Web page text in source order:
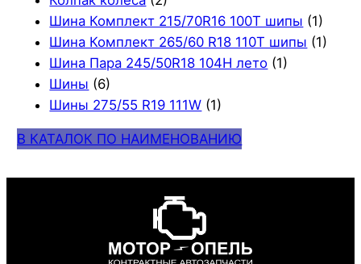
Шина Комплект 215/70R16 100T шипы (1)
Шина Комплект 265/60 R18 110T шипы (1)
Шина Пара 245/50R18 104H лето (1)
Шины (6)
Шины 275/55 R19 111W (1)
В КАТАЛОК ПО НАИМЕНОВАНИЮ